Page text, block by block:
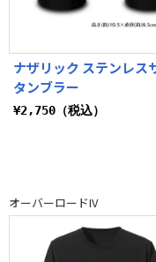
ナザリック ステンレス
タンブラー
¥2,750（税込）
オーバーロードIV